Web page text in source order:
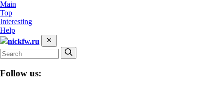
Main
Top
Interesting
Help
nickfw.ru
Follow us: